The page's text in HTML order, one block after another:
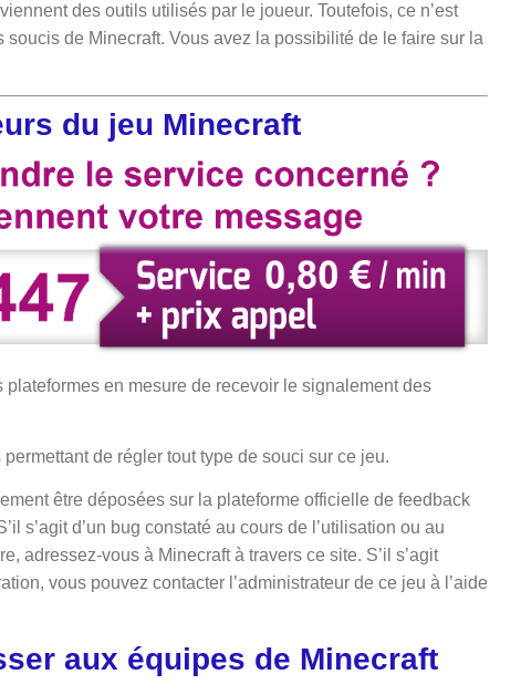
des outils utilisés par le joueur. Toutefois, ce n’est
de Minecraft. Vous avez la possibilité de le faire sur la
du jeu Minecraft
en mesure de recevoir le signalement des
de régler tout type de souci sur ce jeu.
être déposées sur la plateforme officielle de feedback
s’agit d’un bug constaté au cours de l’utilisation ou au
adressez-vous à Minecraft à travers ce site. S’il s’agit
vous pouvez contacter l’administrateur de ce jeu à l’aide
aux équipes de Minecraft